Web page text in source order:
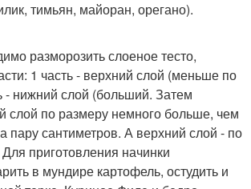
тимьян, майоран, орегано).
разморозить слоеное тесто,
1 часть - верхний слой (меньше по
- нижний слой (больший. Затем
слой по размеру немного больше, чем
сантиметров. А верхний слой - по
приготовления начинки
в мундире картофель, остудить и